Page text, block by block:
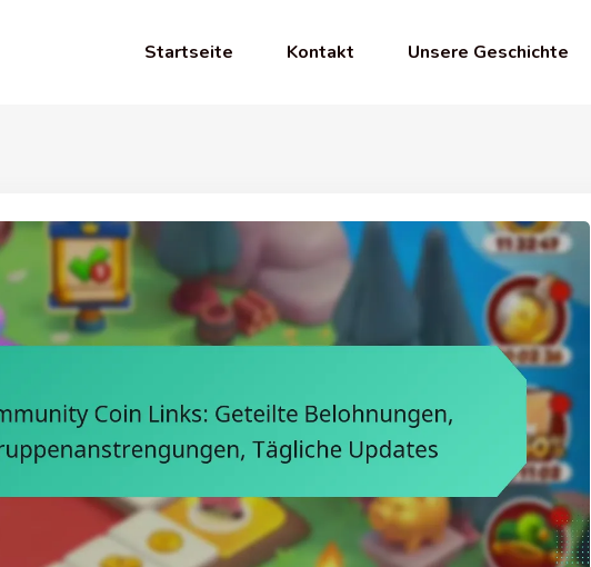
Startseite Kontakt Unsere Geschichte